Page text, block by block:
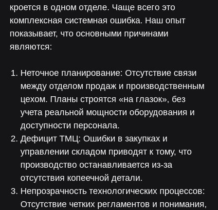
кроется в одном отделе. Чаще всего это
комплексная системная ошибка. Наш опыт
показывает, что основными причинами
являются:
Неточное планирование: Отсутствие связи
между отделом продаж и производственным
цехом. Планы строятся «на глазок», без
учета реальной мощности оборудования и
доступности персонала.
Дефицит ТМЦ: Ошибки в закупках и
управлении складом приводят к тому, что
производство останавливается из-за
отсутствия копеечной детали.
Непрозрачность технологических процессов:
Отсутствие четких регламентов и понимания,